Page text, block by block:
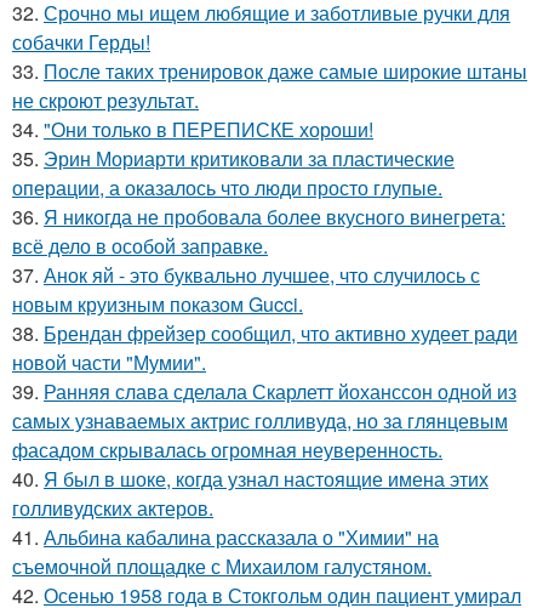
32. Срочно мы ищем любящие и заботливые ручки для
собачки Герды!
33. После таких тренировок даже самые широкие штаны
не скроют результат.
34. "Они только в ПЕРЕПИСКЕ хороши!
35. Эрин Мориарти критиковали за пластические
операции, а оказалось что люди просто глупые.
36. Я никогда не пробовала более вкусного винегрета:
всё дело в особой заправке.
37. Анок яй - это буквально лучшее, что случилось с
новым круизным показом Gucci.
38. Брендан фрейзер сообщил, что активно худеет ради
новой части "Мумии".
39. Ранняя слава сделала Скарлетт йоханссон одной из
самых узнаваемых актрис голливуда, но за глянцевым
фасадом скрывалась огромная неуверенность.
40. Я был в шоке, когда узнал настоящие имена этих
голливудских актеров.
41. Альбина кабалина рассказала о "Химии" на
съемочной площадке с Михаилом галустяном.
42. Осенью 1958 года в Стокгольм один пациент умирал